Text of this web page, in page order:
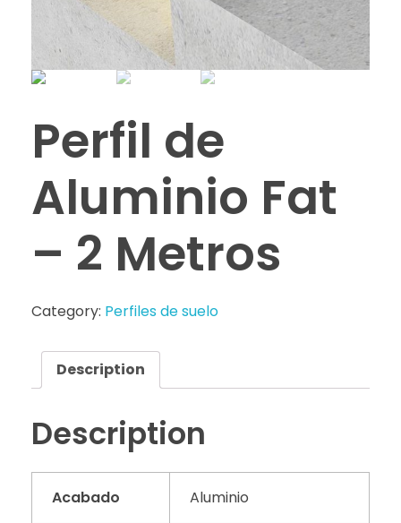
Perfil de
Aluminio Fat
– 2 Metros
Category: Perfiles de suelo
Description
Description
Acabado Aluminio